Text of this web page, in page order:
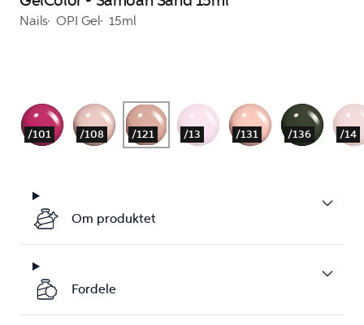
Nails OPI Gel 15ml
/101 /108 /121 /13 /131 /136 /14
Om produktet
Fordele